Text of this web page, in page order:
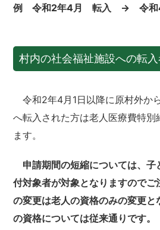
例 令和2年4月 転入 → 令和
村内の社会福祉施設への転
令和2年4月1日以降に原村外か
へ転入された方は老人医療費特別
ます。
申請期間の短縮については、子
付対象者が対象となりますので
の変更は老人の資格のみの変更
の資格については従来通りです。